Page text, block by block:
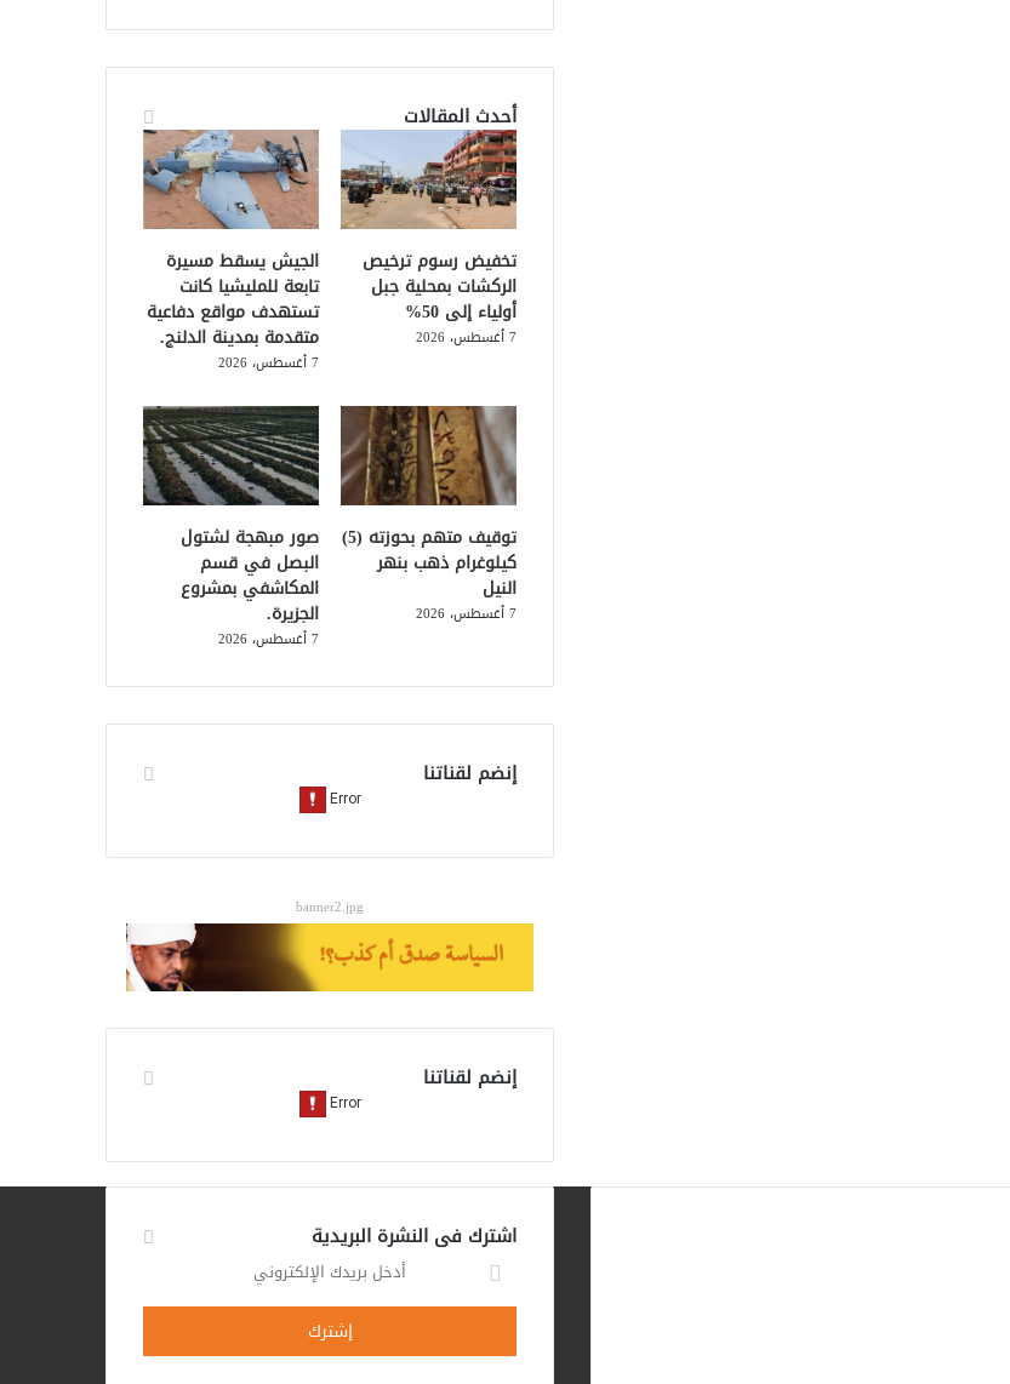
أحدث المقالات
تخفيض رسوم ترخيص
الركشات بمحلية جبل
أولياء إلى 50%
7 أغسطس، 2026
الجيش يسقط مسيرة
تابعة للمليشيا كانت
تستهدف مواقع دفاعية
متقدمة بمدينة الدلنج.
7 أغسطس، 2026
توقيف متهم بحوزته (5)
كيلوغرام ذهب بنهر
النيل
7 أغسطس، 2026
صور مبهجة لشتول
البصل في قسم
المكاشفي بمشروع
الجزيرة.
7 أغسطس، 2026
إنضم لقناتنا
banner2.jpg
إنضم لقناتنا
اشترك فى النشرة البريدية
أدخل
بريدك
الإلكتروني